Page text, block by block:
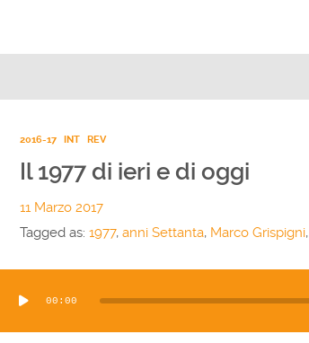
2016-17 INT REV
Il 1977 di ieri e di oggi
11 Marzo 2017
Tagged as: 1977, anni Settanta, Marco Grispigni,
Player
00:00